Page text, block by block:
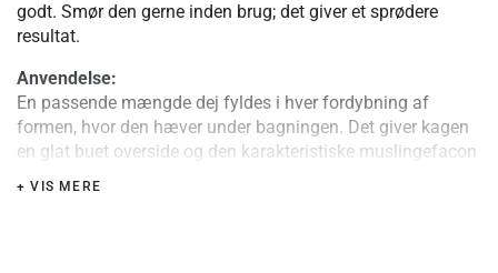
godt. Smør den gerne inden brug; det giver et sprødere
resultat.
Anvendelse:
En passende mængde dej fyldes i hver fordybning af
formen, hvor den hæver under bagningen. Det giver kagen
en glat buet overside og den karakteristiske muslingefacon
på undersiden.
+ VIS MERE